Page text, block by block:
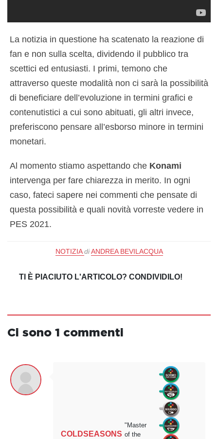
La notizia in questione ha scatenato la reazione di
fan e non sulla scelta, dividendo il pubblico tra
scettici ed entusiasti. I primi, temono che
attraverso queste modalità non ci sarà la possibilità
di beneficiare dell’evoluzione in termini grafici e
contenutistici a cui sono abituati, gli altri invece,
preferiscono pensare all’esborso minore in termini
monetari.
Al momento stiamo aspettando che Konami
intervenga per fare chiarezza in merito. In ogni
caso, fateci sapere nei commenti che pensate di
questa possibilità e quali novità vorreste vedere in
PES 2021.
NOTIZIA di ANDREA BEVILACQUA
TI È PIACIUTO L'ARTICOLO? CONDIVIDILO!
Ci sono 1 commenti
COLDSEASONS
"Master
of the